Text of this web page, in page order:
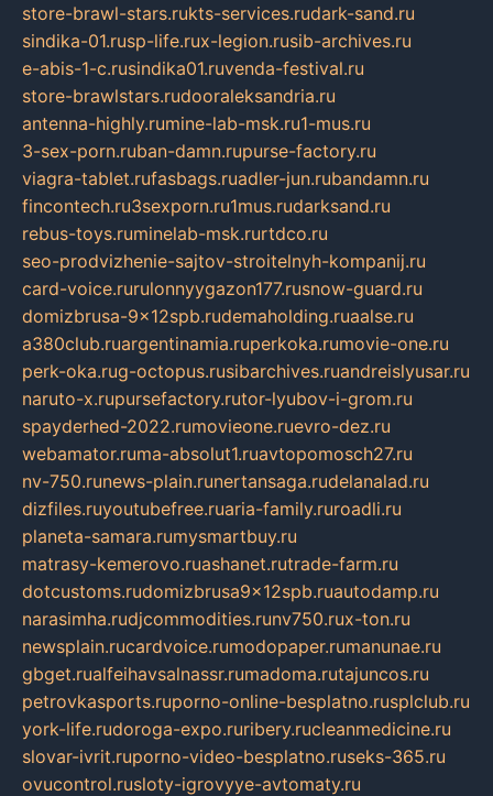
store-brawl-stars.rukts-services.rudark-sand.ru
sindika-01.rusp-life.rux-legion.rusib-archives.ru
e-abis-1-c.rusindika01.ruvenda-festival.ru
store-brawlstars.rudooraleksandria.ru
antenna-highly.rumine-lab-msk.ru1-mus.ru
3-sex-porn.ruban-damn.rupurse-factory.ru
viagra-tablet.rufasbags.ruadler-jun.rubandamn.ru
fincontech.ru3sexporn.ru1mus.rudarksand.ru
rebus-toys.ruminelab-msk.rurtdco.ru
seo-prodvizhenie-sajtov-stroitelnyh-kompanij.ru
card-voice.rurulonnyygazon177.rusnow-guard.ru
domizbrusa-9x12spb.rudemaholding.ruaalse.ru
a380club.ruargentinamia.ruperkoka.rumovie-one.ru
perk-oka.rug-octopus.rusibarchives.ruandreislyusar.ru
naruto-x.rupursefactory.rutor-lyubov-i-grom.ru
spayderhed-2022.rumovieone.ruevro-dez.ru
webamator.ruma-absolut1.ruavtopomosch27.ru
nv-750.runews-plain.runertansaga.rudelanalad.ru
dizfiles.ruyoutubefree.ruaria-family.ruroadli.ru
planeta-samara.rumysmartbuy.ru
matrasy-kemerovo.ruashanet.rutrade-farm.ru
dotcustoms.rudomizbrusa9x12spb.ruautodamp.ru
narasimha.rudjcommodities.runv750.rux-ton.ru
newsplain.rucardvoice.rumodopaper.rumanunae.ru
gbget.rualfeihavsalnassr.rumadoma.rutajuncos.ru
petrovkasports.ruporno-online-besplatno.rusplclub.ru
york-life.rudoroga-expo.ruribery.rucleanmedicine.ru
slovar-ivrit.ruporno-video-besplatno.ruseks-365.ru
ovucontrol.rusloty-igrovyye-avtomaty.ru